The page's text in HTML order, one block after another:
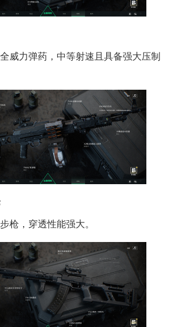
威力弹药，中等射速且具备强大压制
枪，穿透性能强大。